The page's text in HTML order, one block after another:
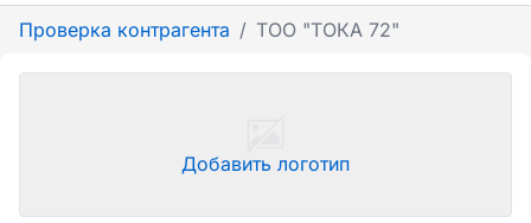
Проверка контрагента / ТОО "ТОКА 72"
Добавить логотип